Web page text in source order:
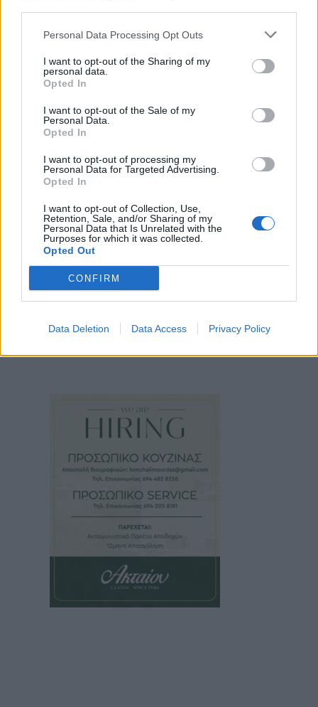
Personal Data Processing Opt Outs
I want to opt-out of the Sharing of my
personal data.
Opted In
I want to opt-out of the Sale of my
Personal Data.
Opted In
I want to opt-out of processing my
Personal Data for Targeted Advertising.
Opted In
I want to opt-out of Collection, Use,
Retention, Sale, and/or Sharing of my
Personal Data that Is Unrelated with the
Purposes for which it was collected.
Opted Out
CONFIRM
Data Deletion Data Access Privacy Policy